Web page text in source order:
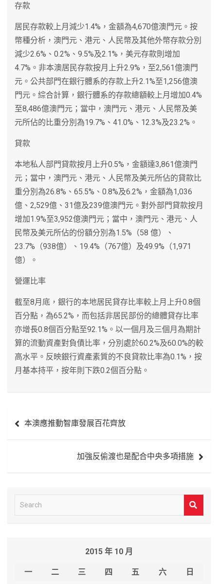
存款
居民存款較上月減少1.4%，金額為4,670億澳門元。按
幣種分析，澳門元、港元、人民幣及其他外幣存款分別
減少2.6%、0.2%、9.5%及2.1%，美元存款則增加
4.7%。非本澳居民存款按月上升2.9%，至2,561億澳門
元。公共部門在銀行體系的存款上升2.1%至1,256億澳
門元。綜合計算，銀行體系的存款總額較上月增加0.4%
至8,486億澳門元；當中，澳門元、港元、人民幣及美
元所佔的比重分別為19.7%、41.0%、12.3%及23.2%。
貸款
本地私人部門貸款按月上升0.5%，金額達3,861億澳門
元；當中，澳門元、港元、人民幣及美元所佔的貸款比
重分別為26.8%、65.5%、0.8%及6.2%，金額為1,036
億、2,529億、31億及239億澳門元。對外部門貸款按月
增加1.9%至3,952億澳門元；當中，澳門元、港元、人
民幣及美元所佔的份額分別為1.5%（58 億）、
23.7%（938億）、19.4%（767億）及49.9%（1,971
億）。
營運比率
截至8月底，銀行的本地居民貸存比率較上月上升0.8個
百分點，為65.2%，而包括非居民部份的總體貸存比率
亦增長0.8個百分點至92.1%。以一個月及三個月為期計
算的流動資產對負債比率，分別處於60.2%及60.0%的較
高水平。反映銀行資產素質的不良貸款比率為0.1%，按
月基本持平，按年則下跌0.2個百分點。
章 本澳應推動智庫發展百花齊放
加強反偷渡也是配合中央多項措施
e
2015 年 10 月
一 二 三 四 五 六 日